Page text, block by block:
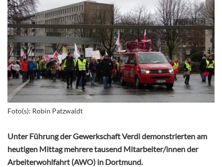
Foto(s): Robin Patzwaldt
Unter Führung der Gewerkschaft Verdi demonstrierten am
heutigen Mittag mehrere tausend Mitarbeiter/innen der
Arbeiterwohlfahrt (AWO) in Dortmund.